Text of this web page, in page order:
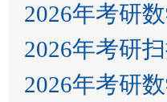
2026年考研
2026年考研
2026年考研